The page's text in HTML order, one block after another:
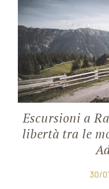
Escursioni a
libertà tra le
30/